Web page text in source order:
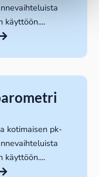
käyttöön....
kotimaisen pk-
käyttöön....